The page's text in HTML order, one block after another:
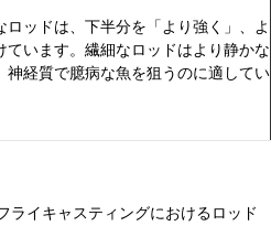
ッドは、下半分を「より強く」、よ
います。繊細なロッドはより静かな
経質で臆病な魚を狙うのに適してい
イキャスティングにおけるロッド